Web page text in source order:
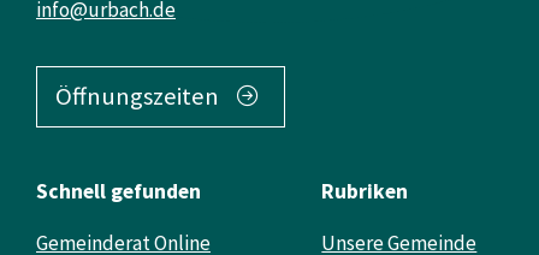
info@urbach.de
Öffnungszeiten
Schnell gefunden
Gemeinderat Online
Rubriken
Unsere Gemeinde